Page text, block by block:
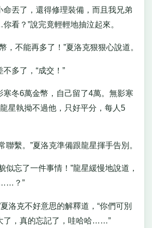
命丟了，還得修理裝備，而且我兄弟
看？”說完竟輕輕地抽泣起來。
不能再多了！”夏洛克狠狠心說道。
多了，“成交！”
冬6萬金幣，自己留了4萬。無影寒
星執拗不過他，只好平分，每人5
繫。”夏洛克準備跟龍星揮手告別。
忘了一件事情！”龍星緩慢地說道，
……？”
克不好意思的解釋道，“你們可別
了，真的忘記了，哇哈哈……”